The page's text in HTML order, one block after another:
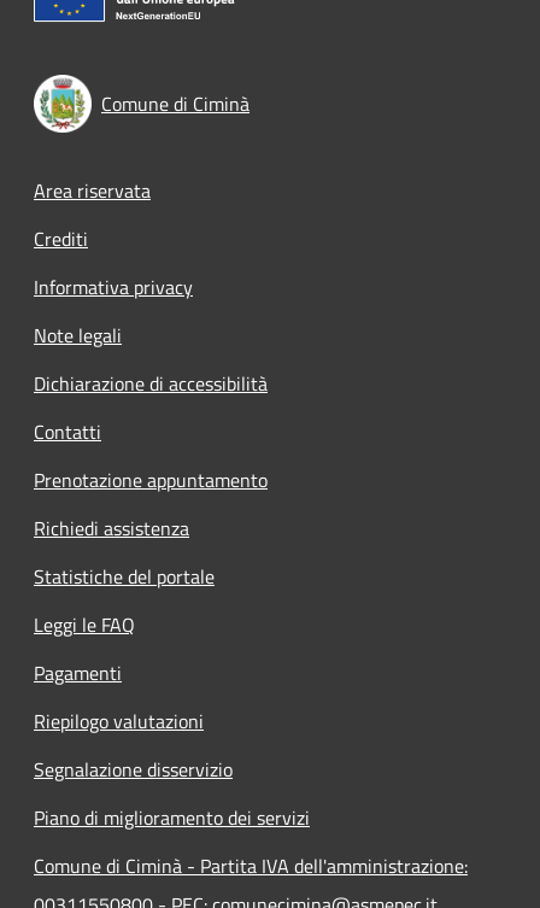
Comune di Ciminà
Footer menu
Area riservata
Crediti
Informativa privacy
Note legali
Dichiarazione di accessibilità
Contatti
Prenotazione appuntamento
Richiedi assistenza
Statistiche del portale
Leggi le FAQ
Pagamenti
Riepilogo valutazioni
Segnalazione disservizio
Piano di miglioramento dei servizi
Comune di Ciminà - Partita IVA dell'amministrazione: